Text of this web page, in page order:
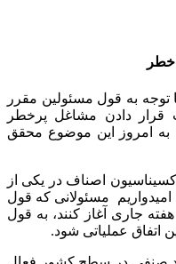
خطر
توجه به قول مسئولین مقرر
قرار دادن مشاغل پرخطر
به امروز این موضوع محقق
اصناف در یکی از
مسئولانی که قول
جاری آغاز کنند، به قول
اتفاق عملیاتی شود.